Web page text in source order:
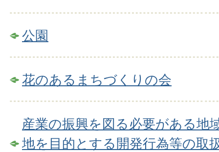
公園
花のあるまちづくりの会
産業の振興を図る必要がある地
地を目的とする開発行為等の取